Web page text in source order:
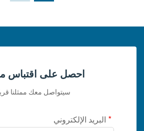
احصل على اقتباس
سيتواصل معك ممثلنا
البريد الإلكتروني